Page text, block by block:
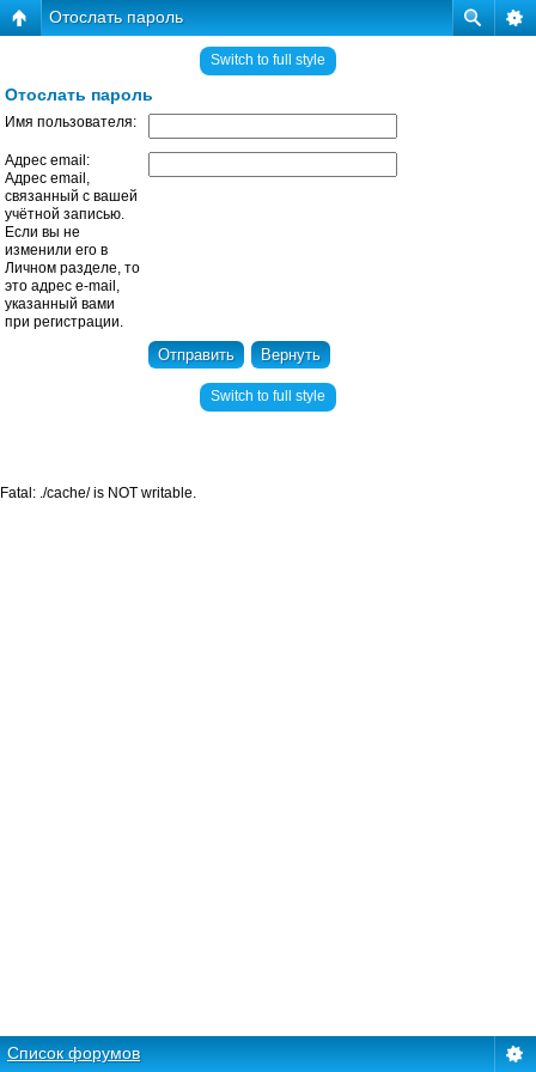
Отослать пароль
Switch to full style
Отослать пароль
Имя пользователя:
Адрес email:
Адрес email,
связанный с вашей
учётной записью.
Если вы не
изменили его в
Личном разделе, то
это адрес e-mail,
указанный вами
при регистрации.
Switch to full style
Список форумов
Fatal: ./cache/ is NOT writable.